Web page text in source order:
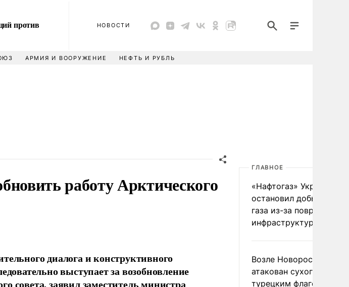
против
НОВОСТИ
АРМИЯ И ВООРУЖЕНИЕ НЕФТЬ И РУБЛЬ
работу Арктического
диалога и конструктивного
выступает за возобновление
ГЛАВНОЕ
«Нафтогаз» Украины
остановил добычу
газа из-за повреждения
инфраструктуры
Возле Новороссийска
атакован сухогруз под
турецким флагом